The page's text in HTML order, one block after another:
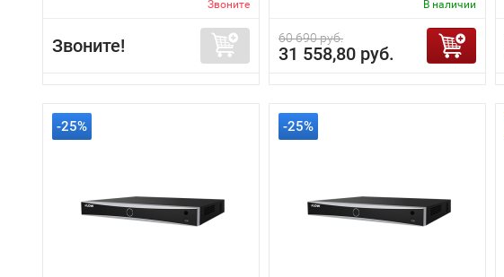
Звоните
Звоните!
В наличии
60 690 руб.
31 558,80 руб.
-25% -25%